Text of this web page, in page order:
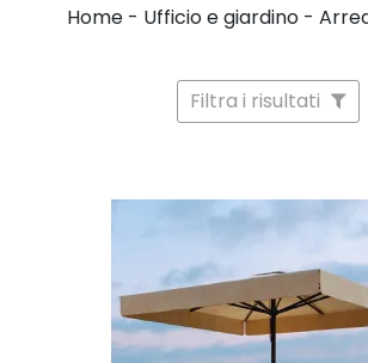
Home - Ufficio e giardino -
Filtra i risultati